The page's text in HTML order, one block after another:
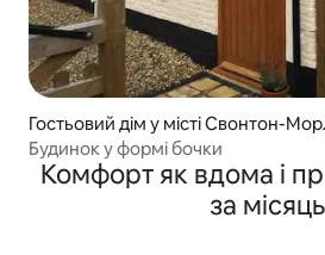
Гостьовий дім у місті Свонтон-
Будинок у формі бочки
Комфорт як вдома і
за місяць